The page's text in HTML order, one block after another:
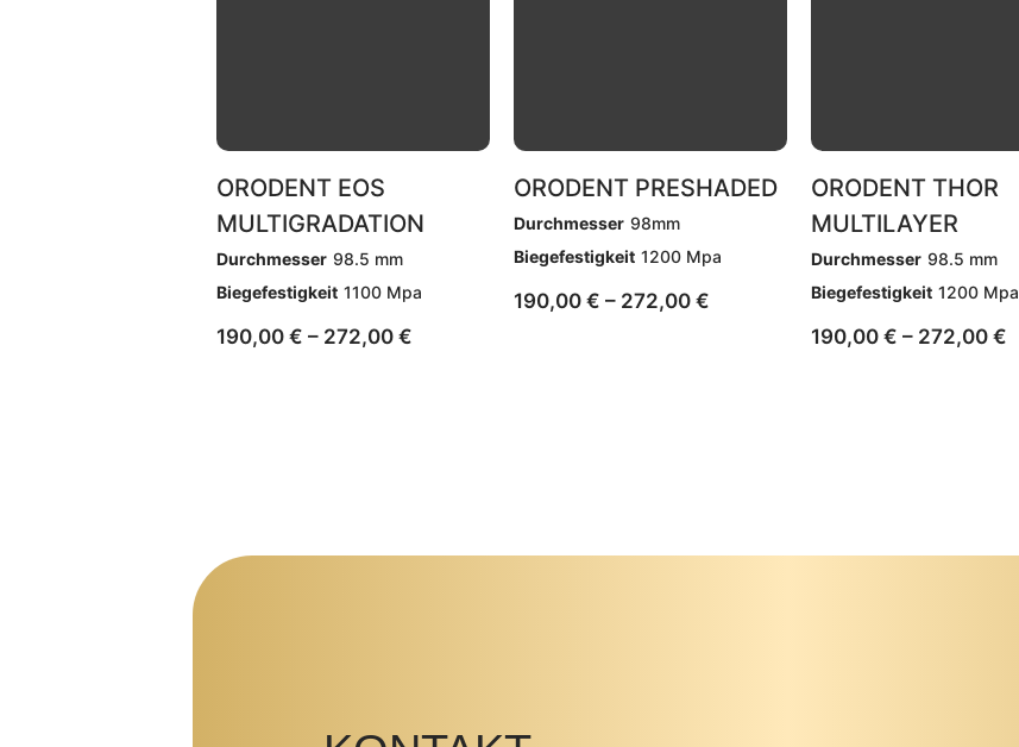
ORODENT EOS
MULTIGRADATION
Durchmesser 98.5 mm
Biegefestigkeit 1100 Mpa
190,00 € – 272,00 €
ORODENT PRESHADED
Durchmesser 98mm
Biegefestigkeit 1200 Mpa
190,00 € – 272,00 €
ORODENT THOR
MULTILAYER
Durchmesser 98.5 mm
Biegefestigkeit 1200 Mpa
190,00 € – 272,00 €